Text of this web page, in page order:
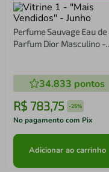
Perfume Sauvage Eau de
Parfum Dior Masculino -
34.833 pontos
R$ 783,75 -25%
No pagamento com Pix
Adicionar ao carrinho